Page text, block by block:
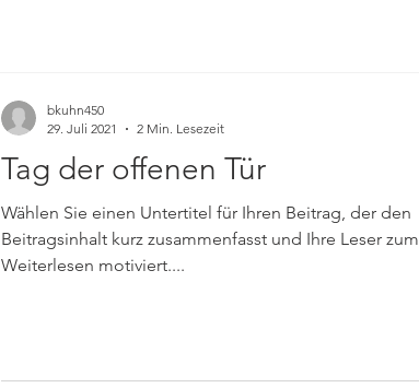
Tag der offenen Tür
Wählen Sie einen Untertitel für Ihren Beitrag, der den
Beitragsinhalt kurz zusammenfasst und Ihre Leser zum
Weiterlesen motiviert....
bkuhn450
29. Juli 2021
2 Min. Lesezeit